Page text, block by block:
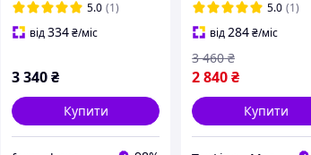
чоловічий
5.0 (1)
від334₴/міс
3 340₴
Купити
капюшоном і
кишенями, Пухова
курточка коротка
5.0 (1)
від284₴/міс
2 840₴
3 460 ₴
Купити